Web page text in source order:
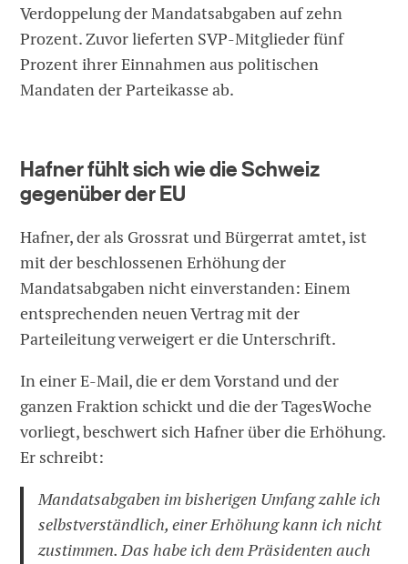
Verdoppelung der Mandatsabgaben auf zehn
Prozent. Zuvor lieferten SVP-Mitglieder fünf
Prozent ihrer Einnahmen aus politischen
Mandaten der Parteikasse ab.
Hafner fühlt sich wie die Schweiz
gegenüber der EU
Hafner, der als Grossrat und Bürgerrat amtet, ist
mit der beschlossenen Erhöhung der
Mandatsabgaben nicht einverstanden: Einem
entsprechenden neuen Vertrag mit der
Parteileitung verweigert er die Unterschrift.
In einer E-Mail, die er dem Vorstand und der
ganzen Fraktion schickt und die der TagesWoche
vorliegt, beschwert sich Hafner über die Erhöhung.
Er schreibt:
Mandatsabgaben im bisherigen Umfang zahle ich
selbstverständlich, einer Erhöhung kann ich nicht
zustimmen. Das habe ich dem Präsidenten auch